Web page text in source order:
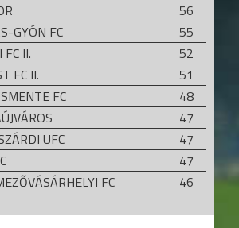
56
GYÓN FC
55
FC II.
52
FC II.
51
FC
48
47
UFC
47
47
FC
46